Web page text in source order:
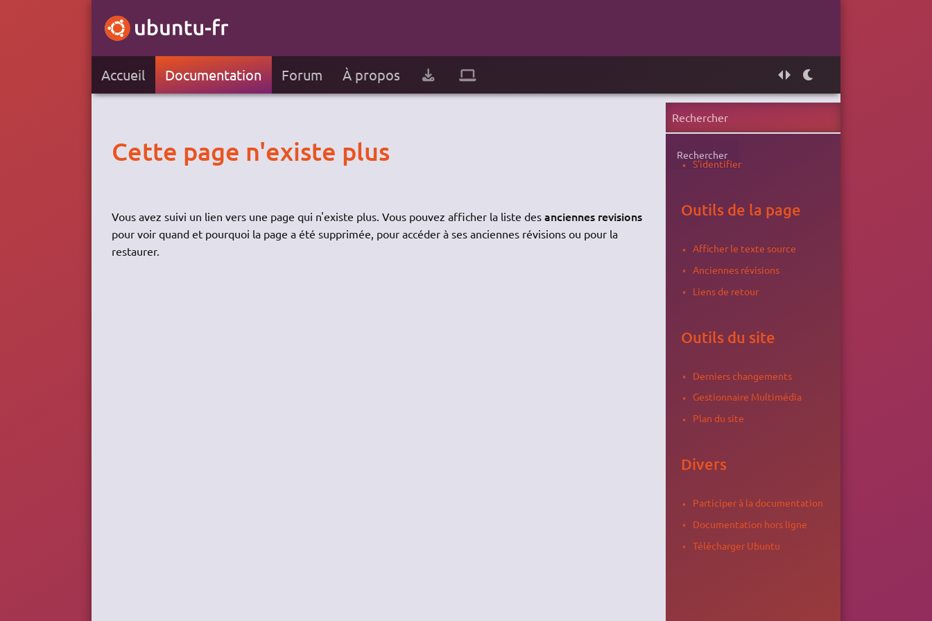
Accueil Documentation Forum À propos
Cette page n'existe plus
Vous avez suivi un lien vers une page qui n'existe plus. Vous pouvez afficher la liste des anciennes revisions
pour voir quand et pourquoi la page a été supprimée, pour accéder à ses anciennes révisions ou pour la
restaurer.
Rechercher
S'identifier
Outils de la page
Afficher le texte source
Anciennes révisions
Liens de retour
Outils du site
Derniers changements
Gestionnaire Multimédia
Plan du site
Divers
Participer à la documentation
Documentation hors ligne
Télécharger Ubuntu